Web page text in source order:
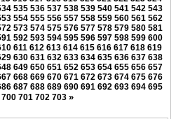
535 536 537 538 539 540 541 542 543
554 555 556 557 558 559 560 561 562
573 574 575 576 577 578 579 580 581
592 593 594 595 596 597 598 599 600
611 612 613 614 615 616 617 618 619
630 631 632 633 634 635 636 637 638
649 650 651 652 653 654 655 656 657
668 669 670 671 672 673 674 675 676
687 688 689 690 691 692 693 694 695
700 701 702 703 »